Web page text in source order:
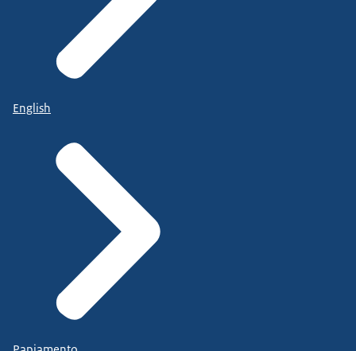
English